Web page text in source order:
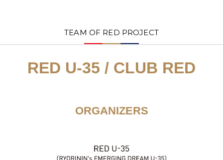
TEAM OF RED PROJECT
RED U-35 / CLUB RED
ORGANIZERS